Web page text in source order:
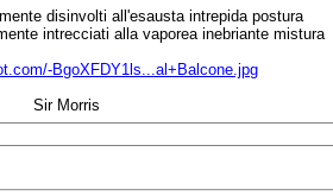
disinvolti all'esausta intrepida postura
intrecciati alla vaporea inebriante mistura
BgoXFDY1ls...al+Balcone.jpg
Sir Morris